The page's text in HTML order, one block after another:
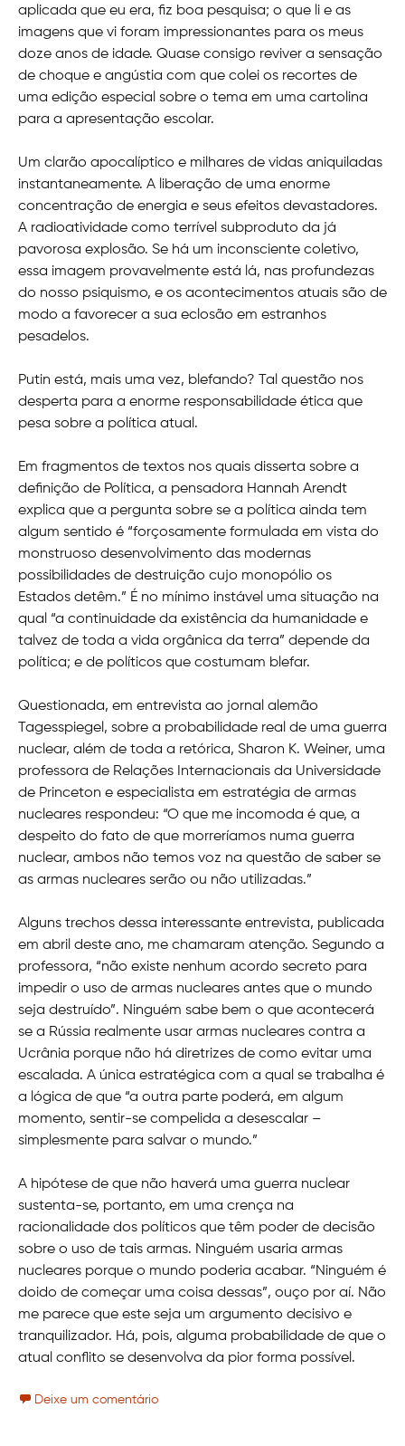
aplicada que eu era, fiz boa pesquisa; o que li e as
imagens que vi foram impressionantes para os meus
doze anos de idade. Quase consigo reviver a sensação
de choque e angústia com que colei os recortes de
uma edição especial sobre o tema em uma cartolina
para a apresentação escolar.
Um clarão apocalíptico e milhares de vidas aniquiladas
instantaneamente. A liberação de uma enorme
concentração de energia e seus efeitos devastadores.
A radioatividade como terrível subproduto da já
pavorosa explosão. Se há um inconsciente coletivo,
essa imagem provavelmente está lá, nas profundezas
do nosso psiquismo, e os acontecimentos atuais são de
modo a favorecer a sua eclosão em estranhos
pesadelos.
Putin está, mais uma vez, blefando? Tal questão nos
desperta para a enorme responsabilidade ética que
pesa sobre a política atual.
Em fragmentos de textos nos quais disserta sobre a
definição de Política, a pensadora Hannah Arendt
explica que a pergunta sobre se a política ainda tem
algum sentido é “forçosamente formulada em vista do
monstruoso desenvolvimento das modernas
possibilidades de destruição cujo monopólio os
Estados detêm.” É no mínimo instável uma situação na
qual “a continuidade da existência da humanidade e
talvez de toda a vida orgânica da terra” depende da
política; e de políticos que costumam blefar.
Questionada, em entrevista ao jornal alemão
Tagesspiegel, sobre a probabilidade real de uma guerra
nuclear, além de toda a retórica, Sharon K. Weiner, uma
professora de Relações Internacionais da Universidade
de Princeton e especialista em estratégia de armas
nucleares respondeu: “O que me incomoda é que, a
despeito do fato de que morreríamos numa guerra
nuclear, ambos não temos voz na questão de saber se
as armas nucleares serão ou não utilizadas.”
Alguns trechos dessa interessante entrevista, publicada
em abril deste ano, me chamaram atenção. Segundo a
professora, “não existe nenhum acordo secreto para
impedir o uso de armas nucleares antes que o mundo
seja destruído”. Ninguém sabe bem o que acontecerá
se a Rússia realmente usar armas nucleares contra a
Ucrânia porque não há diretrizes de como evitar uma
escalada. A única estratégica com a qual se trabalha é
a lógica de que “a outra parte poderá, em algum
momento, sentir-se compelida a desescalar –
simplesmente para salvar o mundo.”
A hipótese de que não haverá uma guerra nuclear
sustenta-se, portanto, em uma crença na
racionalidade dos políticos que têm poder de decisão
sobre o uso de tais armas. Ninguém usaria armas
nucleares porque o mundo poderia acabar. “Ninguém é
doido de começar uma coisa dessas”, ouço por aí. Não
me parece que este seja um argumento decisivo e
tranquilizador. Há, pois, alguma probabilidade de que o
atual conflito se desenvolva da pior forma possível.
Deixe um comentário